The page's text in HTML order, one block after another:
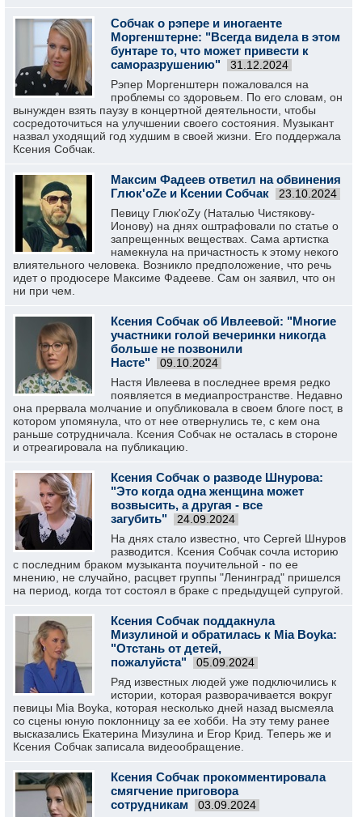
Собчак о рэпере и иногаенте
Моргенштерне: "Всегда видела в этом
бунтаре то, что может привести к
саморазрушению"
31.12.2024
Рэпер Моргенштерн пожаловался на
проблемы со здоровьем. По его словам, он
вынужден взять паузу в концертной деятельности, чтобы
сосредоточиться на улучшении своего состояния. Музыкант
назвал уходящий год худшим в своей жизни. Его поддержала
Ксения Собчак.
Максим Фадеев ответил на обвинения
Глюк'oZе и Ксении Собчак
23.10.2024
Певицу Глюк'oZу (Наталью Чистякову-
Ионову) на днях оштрафовали по статье о
запрещенных веществах. Сама артистка
намекнула на причастность к этому некого
влиятельного человека. Возникло предположение, что речь
идет о продюсере Максиме Фадееве. Сам он заявил, что он
ни при чем.
Ксения Собчак об Ивлеевой: "Многие
участники голой вечеринки никогда
больше не позвонили
Насте"
09.10.2024
Настя Ивлеева в последнее время редко
появляется в медиапространстве. Недавно
она прервала молчание и опубликовала в своем блоге пост, в
котором упомянула, что от нее отвернулись те, с кем она
раньше сотрудничала. Ксения Собчак не осталась в стороне
и отреагировала на публикацию.
Ксения Собчак о разводе Шнурова:
"Это когда одна женщина может
возвысить, а другая - все
загубить"
24.09.2024
На днях стало известно, что Сергей Шнуров
разводится. Ксения Собчак сочла историю
с последним браком музыканта поучительной - по ее
мнению, не случайно, расцвет группы "Ленинград" пришелся
на период, когда тот состоял в браке с предыдущей супругой.
Ксения Собчак поддакнула
Мизулиной и обратилась к Mia Boyka:
"Отстань от детей,
пожалуйста"
05.09.2024
Ряд известных людей уже подключились к
истории, которая разворачивается вокруг
певицы Mia Boyka, которая несколько дней назад высмеяла
со сцены юную поклонницу за ее хобби. На эту тему ранее
высказались Екатерина Мизулина и Егор Крид. Теперь же и
Ксения Собчак записала видеообращение.
Ксения Собчак прокомментировала
смягчение приговора
сотрудникам
03.09.2024